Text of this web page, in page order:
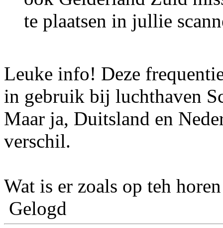
te plaatsen in jullie
Leuke info! Deze
in gebruik bij luchthaven
Maar ja, Duitsland en
verschil.
Wat is er zoals op teh
Gelogd